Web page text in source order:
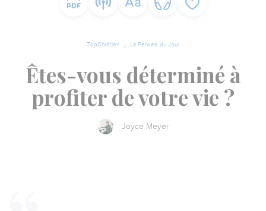
TopChrétien La Pensée du Jour
Êtes-vous déterminé à
profiter de votre vie ?
Joyce Meyer